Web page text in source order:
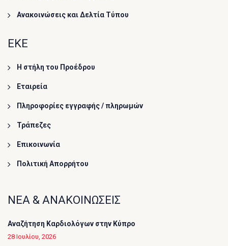
Ανακοινώσεις και Δελτία Τύπου
ΕΚΕ
Η στήλη του Προέδρου
Εταιρεία
Πληροφορίες εγγραφής / πληρωμών
Τράπεζες
Επικοινωνία
Πολιτική Απορρήτου
ΝΕΑ & ΑΝΑΚΟΙΝΩΣΕΙΣ
Αναζήτηση Καρδιολόγων στην Κύπρο
28 Ιουλίου, 2026